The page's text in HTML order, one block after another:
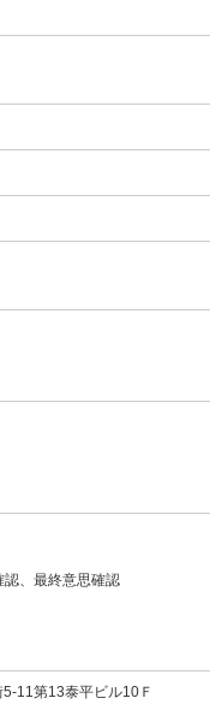
、最終意思確認
11第13泰平ビル10Ｆ